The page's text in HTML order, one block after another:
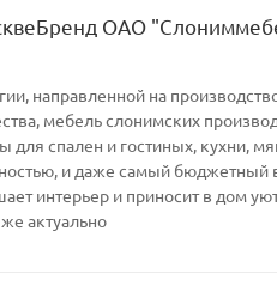
ОАО
направленной на
мебель слонимских
для спален и гостиных, кухни,
и даже самый бюджетный
интерьер и приносит в дом
актуально